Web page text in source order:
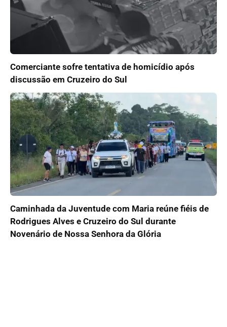
Comerciante sofre tentativa de homicídio após
discussão em Cruzeiro do Sul
Caminhada da Juventude com Maria reúne fiéis de
Rodrigues Alves e Cruzeiro do Sul durante
Novenário de Nossa Senhora da Glória